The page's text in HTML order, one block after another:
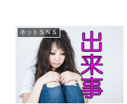
ネットＳＮＳ